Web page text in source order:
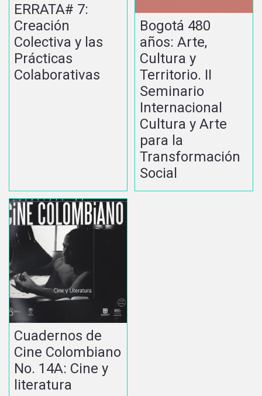
ERRATA# 7:
Creación
Colectiva y las
Prácticas
Colaborativas
Bogotá 480
años: Arte,
Cultura y
Territorio. II
Seminario
Internacional
Cultura y Arte
para la
Transformación
Social
Cuadernos de
Cine Colombiano
No. 14A: Cine y
literatura